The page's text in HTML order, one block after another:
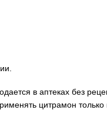
в аптеках без
цитрамон